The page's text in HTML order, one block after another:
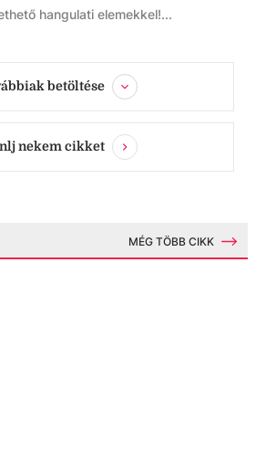
hangulati elemekkel!...
betöltése
nekem cikket
MÉG TÖBB CIKK